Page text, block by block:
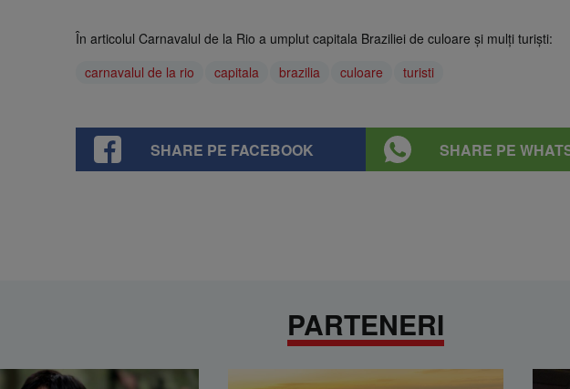
În articolul Carnavalul de la Rio a umplut capitala Braziliei de culoare și mulți turiști:
carnavalul de la rio
capitala brazilia culoare turisti
SHARE PE FACEBOOK SHARE PE
PARTENERI